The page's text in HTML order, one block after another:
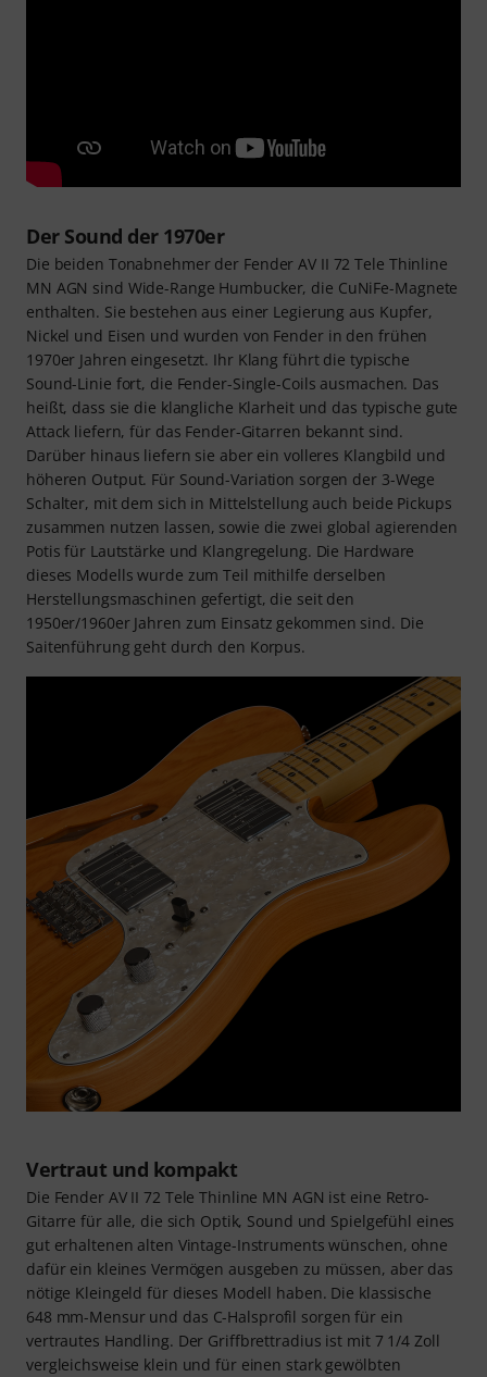
Der Sound der 1970er
Die beiden Tonabnehmer der Fender AV II 72 Tele Thinline
MN AGN sind Wide-Range Humbucker, die CuNiFe-Magnete
enthalten. Sie bestehen aus einer Legierung aus Kupfer,
Nickel und Eisen und wurden von Fender in den frühen
1970er Jahren eingesetzt. Ihr Klang führt die typische
Sound-Linie fort, die Fender-Single-Coils ausmachen. Das
heißt, dass sie die klangliche Klarheit und das typische gute
Attack liefern, für das Fender-Gitarren bekannt sind.
Darüber hinaus liefern sie aber ein volleres Klangbild und
höheren Output. Für Sound-Variation sorgen der 3-Wege
Schalter, mit dem sich in Mittelstellung auch beide Pickups
zusammen nutzen lassen, sowie die zwei global agierenden
Potis für Lautstärke und Klangregelung. Die Hardware
dieses Modells wurde zum Teil mithilfe derselben
Herstellungsmaschinen gefertigt, die seit den
1950er/1960er Jahren zum Einsatz gekommen sind. Die
Saitenführung geht durch den Korpus.
Vertraut und kompakt
Die Fender AV II 72 Tele Thinline MN AGN ist eine Retro-
Gitarre für alle, die sich Optik, Sound und Spielgefühl eines
gut erhaltenen alten Vintage-Instruments wünschen, ohne
dafür ein kleines Vermögen ausgeben zu müssen, aber das
nötige Kleingeld für dieses Modell haben. Die klassische
648 mm-Mensur und das C-Halsprofil sorgen für ein
vertrautes Handling. Der Griffbrettradius ist mit 7 1/4 Zoll
vergleichsweise klein und für einen stark gewölbten